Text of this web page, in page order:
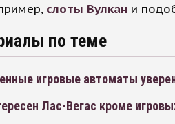
слоты Вулкан и
по теме
игровые автоматы
Лас-Вегас кроме